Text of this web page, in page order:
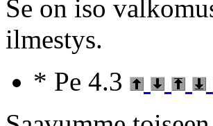
Se on iso
ilmestys.
* Pe 4.3